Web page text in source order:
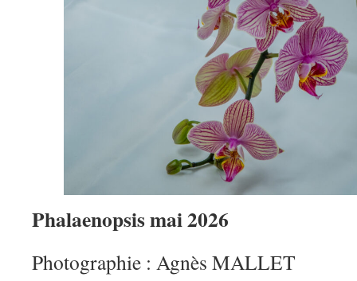
Phalaenopsis mai 2026
Photographie : Agnès MALLET